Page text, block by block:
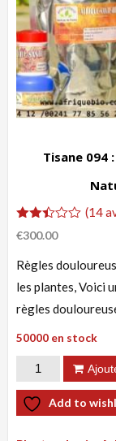
Tisane 094
Noté
2.43
5
sur
14
notations
client
(14
€300.00
Règles
les plantes, Voici
règles
50000 en stock
quantité
de
TisaneAdd to